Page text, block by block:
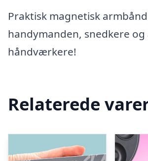
Praktisk magnetisk
handymanden, snedkere og
håndværkere!
Relaterede